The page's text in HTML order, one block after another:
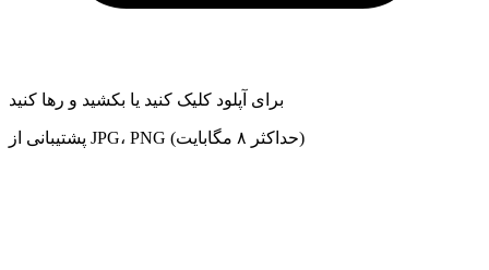
برای آپلود کلیک کنید یا بکشید و رها کنید
پشتیبانی از JPG، PNG (حداکثر ۸ مگابایت)